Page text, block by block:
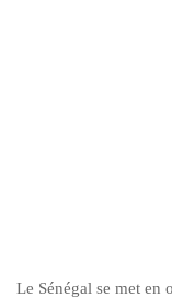
Le Sénégal se met en